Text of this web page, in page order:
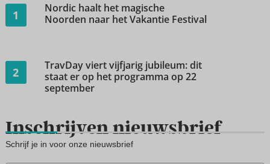
1
Nordic haalt het magische
Noorden naar het Vakantie Festival
2
TravDay viert vijfjarig jubileum: dit
staat er op het programma op 22
september
Inschrijven nieuwsbrief
Schrijf je in voor onze nieuwsbrief